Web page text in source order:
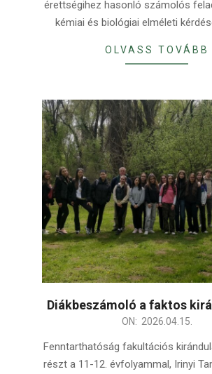
érettségihez hasonló számolós
kémiai és biológiai elméleti
OLVASS TOVÁBB
Diákbeszámoló a faktos
ON: 2026.04.15.
Fenntarthatóság fakultációs
részt a 11-12. évfolyammal, Irinyi